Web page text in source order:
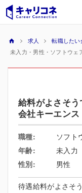
求人 転職した
未入力・男性・ソフトウェ
給料がよさそ
会社キーエンス
職種:
ソフト
年齢:
未入力
性別:
男性
待遇給料がよさそ